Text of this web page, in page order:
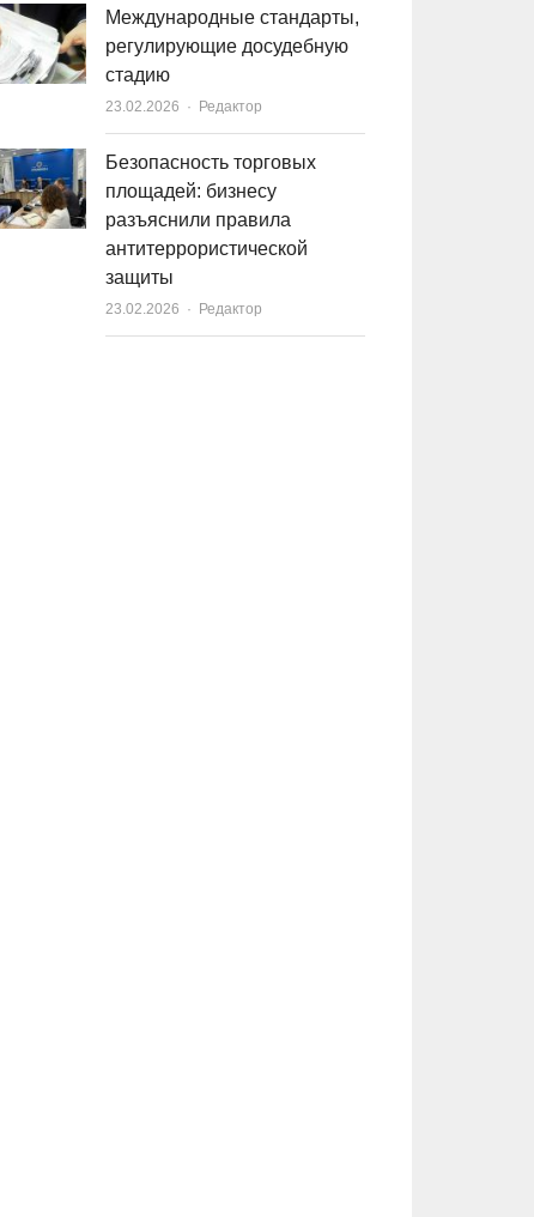
Международные стандарты,
регулирующие досудебную
стадию
23.02.2026 Author
Редактор
Безопасность торговых
площадей: бизнесу
разъяснили правила
антитеррористической
защиты
23.02.2026 Author
Редактор